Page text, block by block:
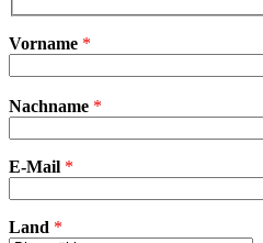
Vorname *
lasse
leer.
Nachname *
E-Mail *
Land *